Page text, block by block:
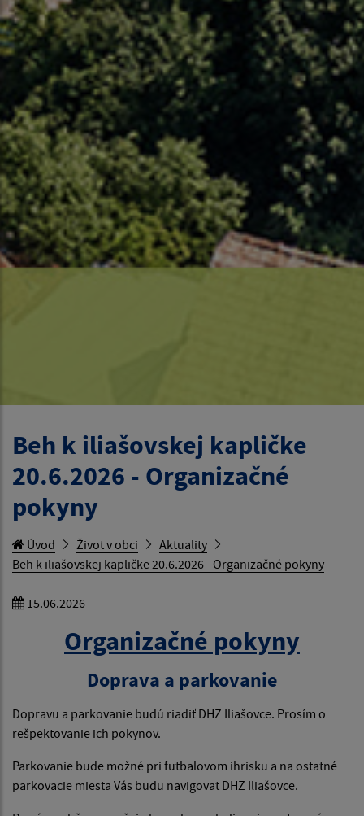
Beh k iliašovskej kapličke
20.6.2026 - Organizačné
pokyny
Úvod Život v obci
Aktuality
Beh k iliašovskej kapličke 20.6.2026 - Organizačné pokyny
15.06.2026
Organizačné pokyny
Doprava a parkovanie
Dopravu a parkovanie budú riadiť DHZ Iliašovce. Prosím o
rešpektovanie ich pokynov.
Parkovanie bude možné pri futbalovom ihrisku a na ostatné
parkovacie miesta Vás budu navigovať DHZ Iliašovce.